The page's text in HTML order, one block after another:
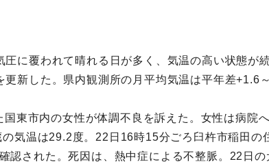
圧に覆われて晴れる日が多く、気温の高い状態が
新した。県内観測所の月平均気温は平年差+1.6
東市内の女性が体調不良を訴えた。女性は病院
気温は29.2度。22日16時15分ごろ臼杵市稲田
認された。死因は、熱中症による不整脈。22日